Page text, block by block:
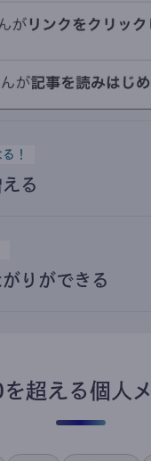
！
る
りができる
超える個人